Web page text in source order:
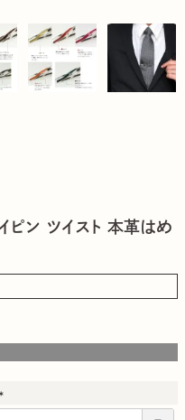
イピン ツイスト 本革はめ